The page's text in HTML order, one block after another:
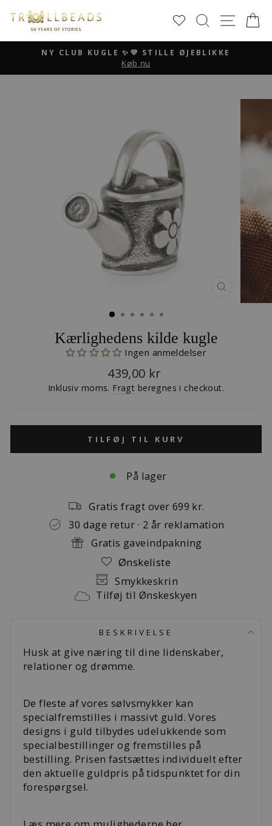
content
SØG SIDE
Pause
NY CLUB KUGLE ✨💜 STILLE ØJEBLIKKE
Køb nu
LUK
(ESC)
Kærlighedens kilde kugle
Ingen anmeldelser
Normalpris
439,00 kr
Inklusiv moms. Fragt beregnes i checkout.
TILFØJ TIL KURV
På lager
Gratis fragt over 699 kr.
30 dage retur · 2 år reklamation
Gratis gaveindpakning
Ønskeliste
Smykkeskrin
Tilføj til Ønskeskyen
BESKRIVELSE
Husk at give næring til dine lidenskaber,
relationer og drømme.
De fleste af vores sølvsmykker kan
specialfremstilles i massivt guld. Vores
designs i guld tilbydes udelukkende som
specialbestillinger og fremstilles på
bestilling. Prisen fastsættes individuelt efter
den aktuelle guldpris på tidspunktet for din
forespørgsel.